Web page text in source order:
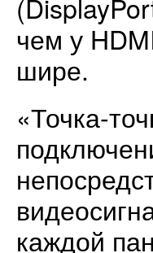
чем у
шире.
«Точка-
каждой